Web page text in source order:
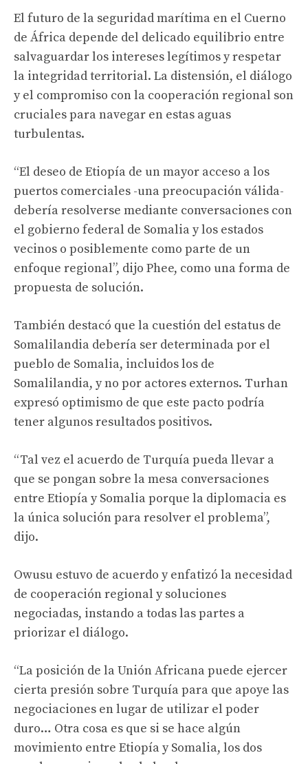
El futuro de la seguridad marítima en el Cuerno
de África depende del delicado equilibrio entre
salvaguardar los intereses legítimos y respetar
la integridad territorial. La distensión, el diálogo
y el compromiso con la cooperación regional son
cruciales para navegar en estas aguas
turbulentas.
“El deseo de Etiopía de un mayor acceso a los
puertos comerciales -una preocupación válida-
debería resolverse mediante conversaciones con
el gobierno federal de Somalia y los estados
vecinos o posiblemente como parte de un
enfoque regional”, dijo Phee, como una forma de
propuesta de solución.
También destacó que la cuestión del estatus de
Somalilandia debería ser determinada por el
pueblo de Somalia, incluidos los de
Somalilandia, y no por actores externos. Turhan
expresó optimismo de que este pacto podría
tener algunos resultados positivos.
“Tal vez el acuerdo de Turquía pueda llevar a
que se pongan sobre la mesa conversaciones
entre Etiopía y Somalia porque la diplomacia es
la única solución para resolver el problema”,
dijo.
Owusu estuvo de acuerdo y enfatizó la necesidad
de cooperación regional y soluciones
negociadas, instando a todas las partes a
priorizar el diálogo.
“La posición de la Unión Africana puede ejercer
cierta presión sobre Turquía para que apoye las
negociaciones en lugar de utilizar el poder
duro… Otra cosa es que si se hace algún
movimiento entre Etiopía y Somalia, los dos